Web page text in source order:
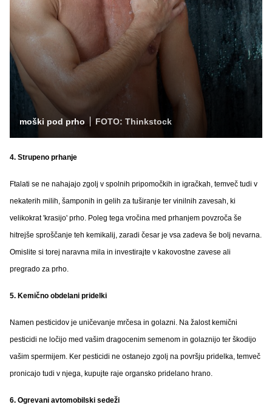
moški pod prho FOTO: Thinkstock
4. Strupeno prhanje
Ftalati se ne nahajajo zgolj v spolnih pripomočkih in igračkah, temveč tudi v
nekaterih milih, šamponih in gelih za tuširanje ter vinilnih zavesah, ki
velikokrat 'krasijo' prho. Poleg tega vročina med prhanjem povzroča še
hitrejše sproščanje teh kemikalij, zaradi česar je vsa zadeva še bolj nevarna.
Omislite si torej naravna mila in investirajte v kakovostne zavese ali
pregrado za prho.
5. Kemično obdelani pridelki
Namen pesticidov je uničevanje mrčesa in golazni. Na žalost kemični
pesticidi ne ločijo med vašim dragocenim semenom in golaznijo ter škodijo
vašim spermijem. Ker pesticidi ne ostanejo zgolj na površju pridelka, temveč
pronicajo tudi v njega, kupujte raje organsko pridelano hrano.
6. Ogrevani avtomobilski sedeži